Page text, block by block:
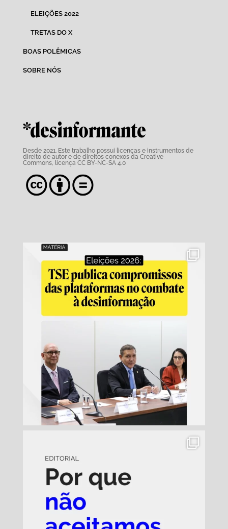
ELEIÇÕES 2022
TRETAS DO X
BOAS POLÊMICAS
SOBRE NÓS
*desinformante
Desde 2021. Este trabalho possui licenças e instrumentos de
direito de autor e de direitos conexos da Creative
Commons, licença CC BY-NC-SA 4.0